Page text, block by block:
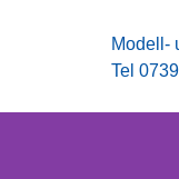
Modell-
Tel